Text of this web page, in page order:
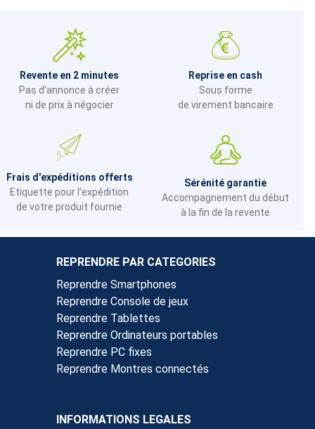
Revente en 2 minutes
Pas d'annonce à créer
ni de prix à négocier
Reprise en cash
Sous forme
de virement bancaire
Frais d'expéditions offerts
Etiquette pour l’expédition
de votre produit fournie
Sérénité garantie
Accompagnement du début
à la fin de la revente
REPRENDRE PAR CATEGORIES
Reprendre Smartphones
Reprendre Console de jeux
Reprendre Tablettes
Reprendre Ordinateurs portables
Reprendre PC fixes
Reprendre Montres connectés
INFORMATIONS LEGALES